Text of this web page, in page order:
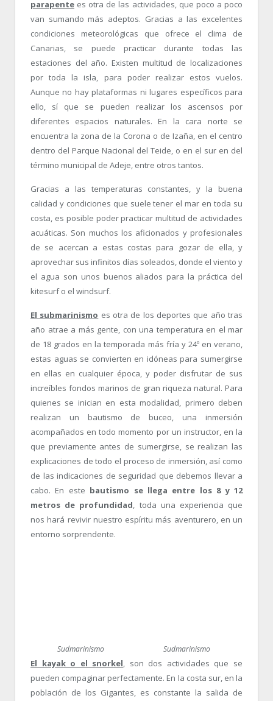
parapente es otra de las actividades, que poco a poco
van sumando más adeptos. Gracias a las excelentes
condiciones meteorológicas que ofrece el clima de
Canarias, se puede practicar durante todas las
estaciones del año. Existen multitud de localizaciones
por toda la isla, para poder realizar estos vuelos.
Aunque no hay plataformas ni lugares específicos para
ello, sí que se pueden realizar los ascensos por
diferentes espacios naturales. En la cara norte se
encuentra la zona de la Corona o de Izaña, en el centro
dentro del Parque Nacional del Teide, o en el sur en del
término municipal de Adeje, entre otros tantos.
Gracias a las temperaturas constantes, y la buena
calidad y condiciones que suele tener el mar en toda su
costa, es posible poder practicar multitud de actividades
acuáticas. Son muchos los aficionados y profesionales
de se acercan a estas costas para gozar de ella, y
aprovechar sus infinitos días soleados, donde el viento y
el agua son unos buenos aliados para la práctica del
kitesurf o el windsurf.
El submarinismo es otra de los deportes que año tras
año atrae a más gente, con una temperatura en el mar
de 18 grados en la temporada más fría y 24º en verano,
estas aguas se convierten en idóneas para sumergirse
en ellas en cualquier época, y poder disfrutar de sus
increíbles fondos marinos de gran riqueza natural. Para
quienes se inician en esta modalidad, primero deben
realizan un bautismo de buceo, una inmersión
acompañados en todo momento por un instructor, en la
que previamente antes de sumergirse, se realizan las
explicaciones de todo el proceso de inmersión, así como
de las indicaciones de seguridad que debemos llevar a
cabo. En este bautismo se llega entre los 8 y 12
metros de profundidad , toda una experiencia que
nos hará revivir nuestro espíritu más aventurero, en un
entorno sorprendente.
Sudmarinismo Sudmarinismo
El kayak o el snorkel, son dos actividades que se
pueden compaginar perfectamente. En la costa sur, en la
población de los Gigantes, es constante la salida de